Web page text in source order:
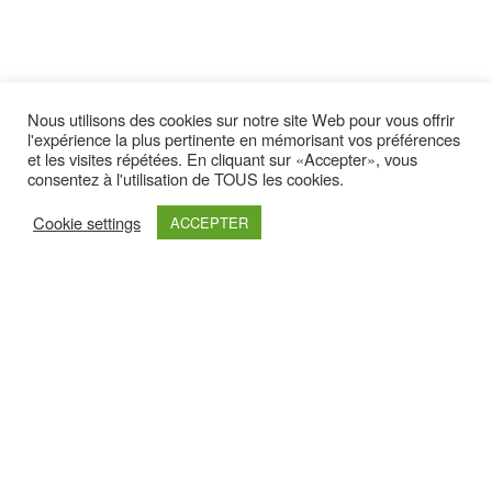
Latest yootheme
Nous utilisons des cookies sur notre site Web pour vous offrir
l'expérience la plus pertinente en mémorisant vos préférences
et les visites répétées. En cliquant sur «Accepter», vous
consentez à l'utilisation de TOUS les cookies.
Cookie settings
ACCEPTER